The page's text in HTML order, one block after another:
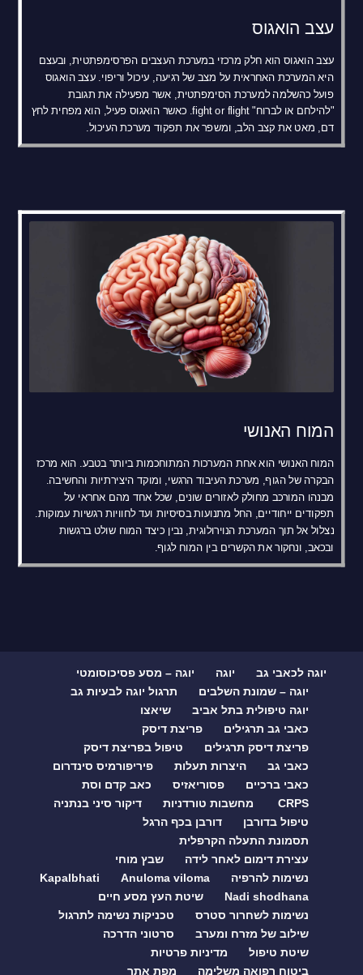
עצב הואגוס
עצב הואגוס הוא חלק מרכזי במערכת העצבים הפרסימפתטית, ובעצם
היא המערכת האחראית על מצב של רגיעה, עיכול וריפוי. עצב הואגוס
פועל כהשלמה למערכת הסימפתטית, אשר מפעילה את תגובת
"להילחם או לברוח" fight or flight. כאשר הואגוס פעיל, הוא מפחית לחץ
דם, מאט את קצב הלב, ומשפר את תפקוד מערכת העיכול.
המוח האנושי
המוח האנושי הוא אחת המערכות המתוחכמות ביותר בטבע. הוא מרכז
הבקרה של הגוף, מערכת העיבוד הרגשי, ומוקד היצירתיות והחשיבה.
מבנהו המורכב מחולק לאזורים שונים, שכל אחד מהם אחראי על
תפקודים ייחודיים, החל מתנועות בסיסיות ועד לחוויות רגשיות עמוקות.
נצלול אל תוך המערכת הנוירולוגית, נבין כיצד המוח שולט ברגשות
ובכאב, ונחקור את הקשרים בין המוח לגוף.
יוגה לכאבי גב יוגה
יוגה – מסע פסיכוסומטי
יוגה – שמונת השלבים
תרגול יוגה לבעיות גב
יוגה טיפולית בתל אביב
שיאצו
כאבי גב תרגילים
פריצת דיסק
פריצת דיסק תרגילים
טיפול בפריצת דיסק
כאבי גב
היצרות תעלות
פיריפורמיס סינדרום
כאבי ברכיים
פסוריאזיס
כאב קדם וסת
CRPS
מחשבות טורדניות
דיקור סיני בנתניה
טיפול בדורבן
דורבן בכף הרגל
תסמונת התעלה הקרפלית
עצירת דימום לאחר לידה
שבץ מוחי
נשימות להרפיה
Anuloma viloma
Kapalbhati
Nadi shodhana
שיטת העץ מסע חיים
נשימות לשחרור סטרס
טכניקות נשימה לתרגול
שילוב של מזרח ומערב
סרטוני הדרכה
שיטת טיפול
מדיניות פרטיות
ביטוח רפואה משלימה
מפת אתר